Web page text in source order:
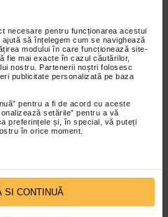
necesare pentru funcționarea acestui
să înțelegem cum se navighează
modului în care funcționează site-
fie mai exacte în cazul căutărilor,
nostru. Partenerii noștri folosesc
publicitate personalizată pe baza
pentru a fi de acord cu aceste
setările” pentru a vă
preferințele și, în special, vă puteți
în orice moment.
SI CONTINUĂ
exercitiul fizic ajuta organismul
zaharul din sange mai bine. In
important sa respectati regimul
fizice recomandate de
decat trebuie
decat trebuie, spuneti imediat
mergeti imediat la spital. Luati
medicamentului.
in care uitati sa luati un
ramas pana la urmatoarea